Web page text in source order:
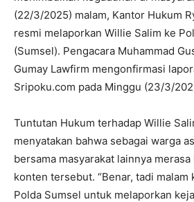
(22/3/2025) malam, Kantor Hukum
resmi melaporkan Willie Salim ke
(Sumsel). Pengacara Muhammad
Gumay Lawfirm mengonfirmasi
Sripoku.com pada Minggu (23/3/
Tuntutan Hukum terhadap Willie
menyatakan bahwa sebagai warga
bersama masyarakat lainnya
konten tersebut. “Benar, tadi malam
Polda Sumsel untuk melaporkan